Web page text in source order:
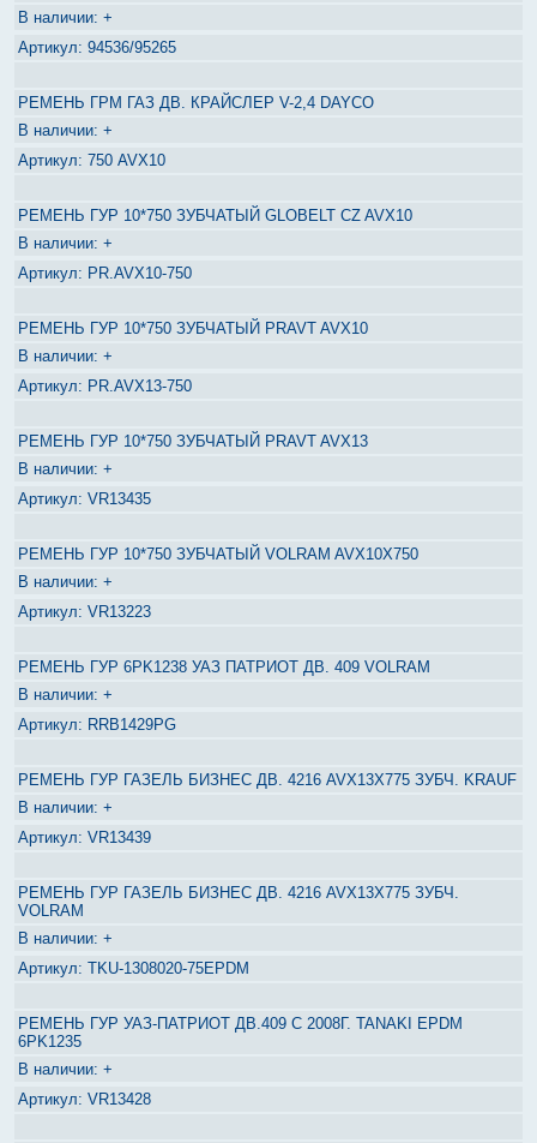
+
94536/95265
РЕМЕНЬ ГРМ ГАЗ ДВ. КРАЙСЛЕР V-2,4 DAYCO
+
750 AVX10
РЕМЕНЬ ГУР 10*750 ЗУБЧАТЫЙ GLOBELT CZ AVX10
+
PR.AVX10-750
РЕМЕНЬ ГУР 10*750 ЗУБЧАТЫЙ PRAVT AVX10
+
PR.AVX13-750
РЕМЕНЬ ГУР 10*750 ЗУБЧАТЫЙ PRAVT AVX13
+
VR13435
РЕМЕНЬ ГУР 10*750 ЗУБЧАТЫЙ VOLRAM AVX10X750
+
VR13223
РЕМЕНЬ ГУР 6PK1238 УАЗ ПАТРИОТ ДВ. 409 VOLRAM
+
RRB1429PG
РЕМЕНЬ ГУР ГАЗЕЛЬ БИЗНЕС ДВ. 4216 AVX13X775 ЗУБЧ. KRAUF
+
VR13439
РЕМЕНЬ ГУР ГАЗЕЛЬ БИЗНЕС ДВ. 4216 AVX13X775 ЗУБЧ.
VOLRAM
+
TKU-1308020-75EPDM
РЕМЕНЬ ГУР УАЗ-ПАТРИОТ ДВ.409 С 2008Г. TANAKI EPDM
6PK1235
+
VR13428